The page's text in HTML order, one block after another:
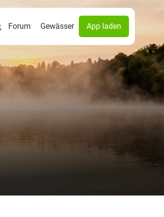
Forum Gewässer App laden